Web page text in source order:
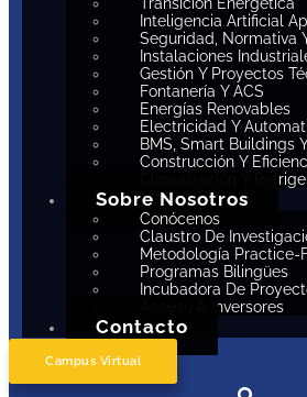
Transición Energética
Inteligencia Artificial
Seguridad, Normativa
Instalaciones
Gestión Y Proyectos
Fontanería Y ACS
Energías Renovables
Electricidad Y
BMS, Smart Buildings
Construcción Y
Climatización Y
Sobre Nosotros
Conócenos
Claustro De
Metodología Practice-
Programas Bilingües
Incubadora De
Acceso A Inversores
Contacto
Campus Virtual